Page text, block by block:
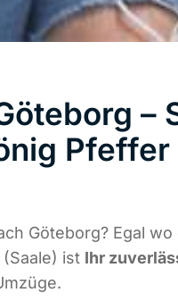
–
Pfeffer
Göteborg? Egal
ist Ihr